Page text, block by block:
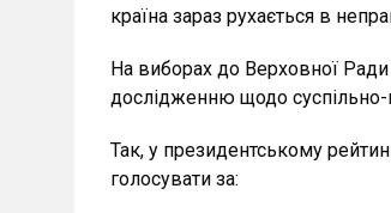
країна зараз рухається в
На виборах до Верховної Ради
дослідженню щодо суспільно-
Так, у президентському
голосувати за: